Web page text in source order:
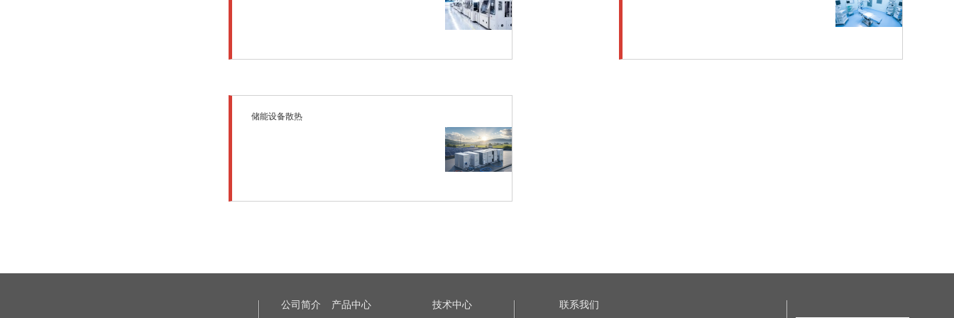
储能设备散热
公司简介 产品中心 技术中心 联系我们